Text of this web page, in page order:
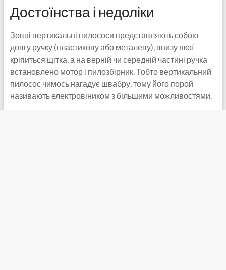
Достоїнства і недоліки
Зовні вертикальні пилососи представляють собою
довгу ручку (пластикову або металеву), внизу якої
кріпиться щітка, а на верній чи середній частині ручка
встановлено мотор і пилозбірник. Тобто вертикальний
пилосос чимось нагадує швабру, тому його порой
називають електровіником з більшими можливостями.